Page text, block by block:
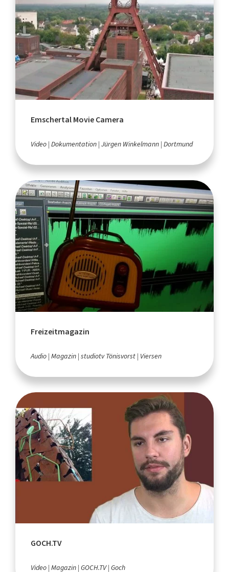
Emschertal Movie Camera
Video Dokumentation Jürgen Winkelmann Dortmund
Freizeitmagazin
Audio Magazin studiotv Tönisvorst Viersen
GOCH.TV
Video Magazin GOCH.TV Goch